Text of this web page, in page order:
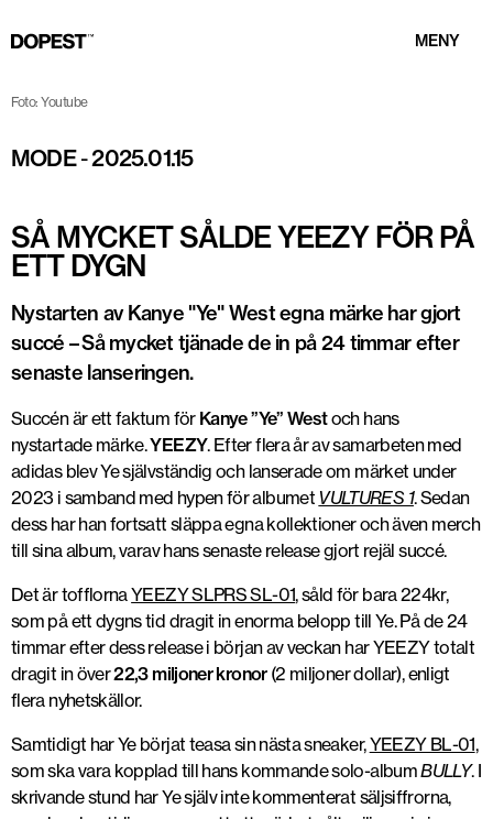
MENY
Foto: Youtube
MODE-2025.01.15
SÅ MYCKET SÅLDE YEEZY FÖR PÅ
ETT DYGN
Nystarten av Kanye "Ye" West egna märke har gjort
succé – Så mycket tjänade de in på 24 timmar efter
senaste lanseringen.
Succén är ett faktum förKanye ”Ye” Westoch hans
nystartade märke.YEEZY. Efter flera år av samarbeten med
adidas blev Ye självständig och lanserade om märket under
2023 i samband med hypen för albumet VULTURES 1. Sedan
dess har han fortsatt släppa egna kollektioner och även merch
till sina album, varav hans senaste release gjort rejäl succé.
Det är tofflornaYEEZY SLPRS SL-01, såld för bara 224kr,
som på ett dygns tid dragit in enorma belopp till Ye. På de 24
timmar efter dess release i början av veckan har YEEZY totalt
dragit in över22,3 miljoner kronor(2 miljoner dollar), enligt
flera nyhetskällor.
Samtidigt har Ye börjat teasa sin nästa sneaker,YEEZY BL-01,
som ska vara kopplad till hans kommande solo-albumBULLY. I
skrivande stund har Ye själv inte kommenterat säljsiffrorna,